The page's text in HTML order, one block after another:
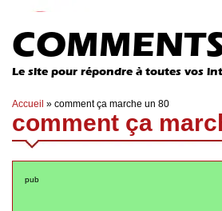
Le site pour répondre à toutes vos
Accueil » comment ça marche un 80
comment ça
pub